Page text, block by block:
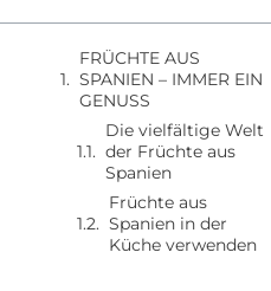
FRÜCHTE AUS
SPANIEN – IMMER EIN
GENUSS
Die vielfältige Welt
der Früchte aus
Spanien
Früchte aus
Spanien in der
Küche verwenden